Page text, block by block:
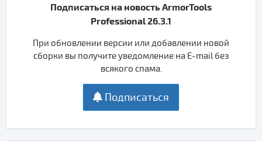
Подписаться на новость ArmorTools
Professional 26.3.1
При обновлении версии или добавлении новой
сборки вы получите уведомление на E-mail без
всякого спама.
Подписаться